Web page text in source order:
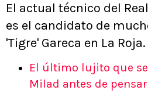
El actual técnico del
es el candidato de
'Tigre' Gareca en La Roja.
El último lujito que
Milad antes de